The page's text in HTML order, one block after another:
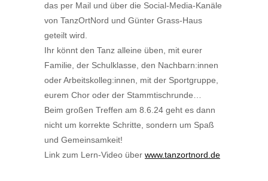
das per Mail und über die Social-Media-Kanäle
von TanzOrtNord und Günter Grass-Haus
geteilt wird.
Ihr könnt den Tanz alleine üben, mit eurer
Familie, der Schulklasse, den Nachbarn:innen
oder Arbeitskolleg:innen, mit der Sportgruppe,
eurem Chor oder der Stammtischrunde…
Beim großen Treffen am 8.6.24 geht es dann
nicht um korrekte Schritte, sondern um Spaß
und Gemeinsamkeit!
Link zum Lern-Video über www.tanzortnord.de